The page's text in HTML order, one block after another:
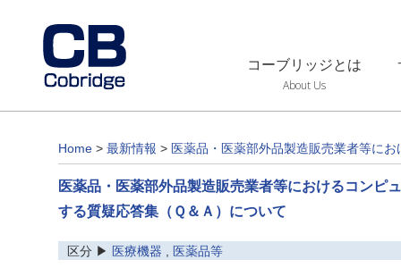
コーブリッジとは
About Us
Home > 最新情報 > 医薬品・医薬部外品製造販売業者等に
医薬品・医薬部外品製造販売業者等におけるコンピ
する質疑応答集（Ｑ＆Ａ）について
区分 ▶ 医療機器 医薬品等